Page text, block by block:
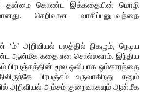
தன்மை கொண்ட இக்கதையின் மொழி
செறிவான வாசிப்பனுபவத்தை
‘ம்’ அறிவியல் புலத்தில் நிகழும், நெடிய
ஆன்மீக கதை என சொல்லலாம். இந்திய
பிரபஞ்சத்தின் மூல ஒலியாக ஓம்காரத்தை
பிரபஞ்சம் உருவாகிறது எனும்
அறிவியல் அம்சம் குறைவாகவும் ஆன்மீக